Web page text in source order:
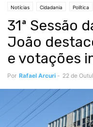
Notícias Cidadania Política
31ª Sessão
João
e votações
Por Rafael Arcuri - 22 de